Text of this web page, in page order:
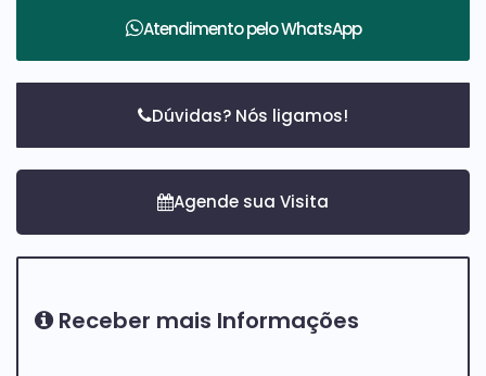
Atendimento peloWhatsApp
Dúvidas? Nós ligamos!
Receber mais Informações